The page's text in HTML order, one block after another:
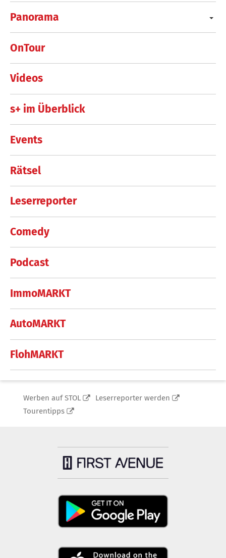
Panorama
OnTour
Videos
s+ im Überblick
Events
Rätsel
Leserreporter
Comedy
Podcast
ImmoMARKT
AutoMARKT
FlohMARKT
Werben auf STOL
Leserreporter werden
Tourentipps